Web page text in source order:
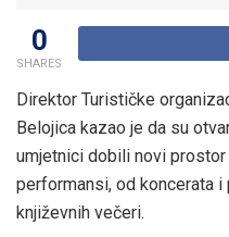
0
SHARES
Direktor Turističke
Belojica kazao je da su
umjetnici dobili novi
performansi, od koncerata
književnih večeri.